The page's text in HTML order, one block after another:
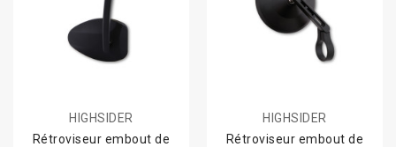
HIGHSIDER
Rétroviseur embout de
HIGHSIDER
Rétroviseur embout de